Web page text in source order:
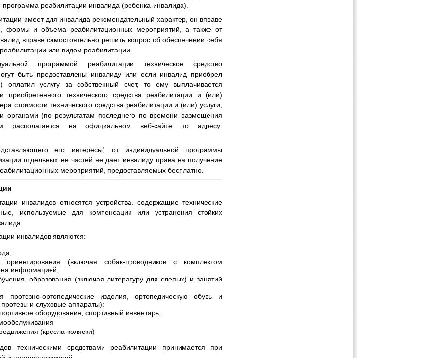
программа реабилитации инвалида (ребенка-инвалида).
имеет для инвалида рекомендательный характер, он вправе
формы и объема реабилитационных мероприятий, а также от
вправе самостоятельно решить вопрос об обеспечении себя
или видом реабилитации.
программой реабилитации техническое средство
быть предоставлены инвалиду или если инвалид приобрел
оплатил услугу за собственный счет, то ему выплачивается
приобретенного технического средства реабилитации и (или)
стоимости технического средства реабилитации и (или) услуги,
органами (по результатам последнего по времени размещения
располагается на официальном веб-сайте по адресу:
его интересы) от индивидуальной программы
отдельных ее частей не дает инвалиду права на получение
мероприятий, предоставляемых бесплатно.
инвалидов относятся устройства, содержащие технические
используемые для компенсации или устранения стойких
инвалидов являются:
(включая собак-проводников с комплектом
информацией;
образования (включая литературу для слепых) и занятий
протезно-ортопедические изделия, ортопедическую обувь и
и слуховые аппараты);
оборудование, спортивный инвентарь;
(кресла-коляски)
техническими средствами реабилитации принимается при